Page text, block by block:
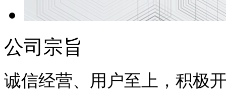
公司宗旨
诚信经营、用户至上，积极